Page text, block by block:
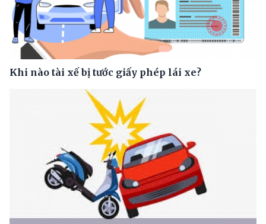
Khi nào tài xế bị tước giấy phép lái xe?